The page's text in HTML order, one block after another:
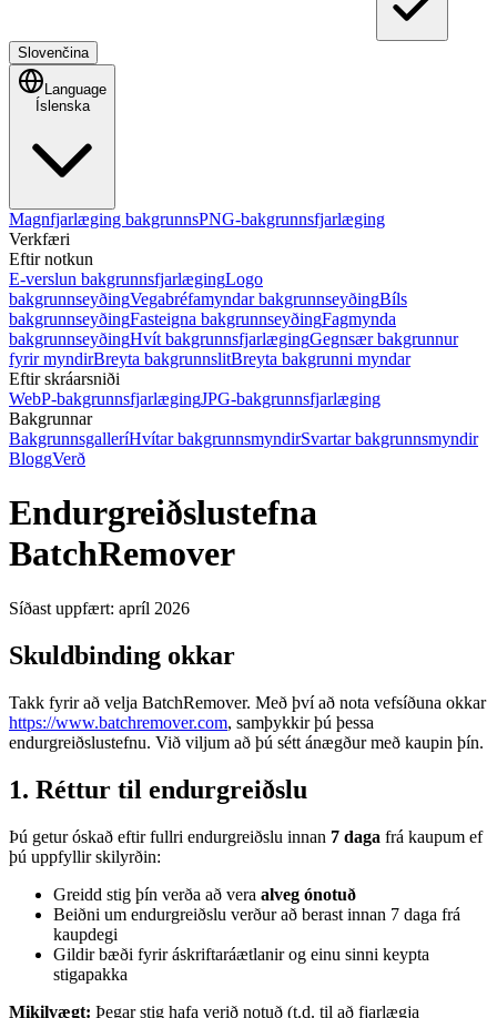
Slovenčina
Language
Íslenska
Magnfjarlæging bakgrunnsPNG-bakgrunnsfjarlæging
Verkfæri
Eftir notkun
E-verslun bakgrunnsfjarlægingLogo
bakgrunnseyðingVegabréfamyndar bakgrunnseyðingBíls
bakgrunnseyðingFasteigna bakgrunnseyðingFagmynda
bakgrunnseyðingHvít bakgrunnsfjarlægingGegnsær bakgrunnur
fyrir myndirBreyta bakgrunnslitBreyta bakgrunni myndar
Eftir skráarsniði
WebP-bakgrunnsfjarlægingJPG-bakgrunnsfjarlæging
Bakgrunnar
BakgrunnsgalleríHvítar bakgrunnsmyndirSvartar bakgrunnsmyndir
BloggVerð
Endurgreiðslustefna
BatchRemover
Síðast uppfært: apríl 2026
Skuldbinding okkar
Takk fyrir að velja BatchRemover. Með því að nota vefsíðuna okkar
https://www.batchremover.com, samþykkir þú þessa
endurgreiðslustefnu. Við viljum að þú sétt ánægður með kaupin þín.
1. Réttur til endurgreiðslu
Þú getur óskað eftir fullri endurgreiðslu innan 7 daga frá kaupum ef
þú uppfyllir skilyrðin:
Greidd stig þín verða að vera alveg ónotuð
Beiðni um endurgreiðslu verður að berast innan 7 daga frá
kaupdegi
Gildir bæði fyrir áskriftaráætlanir og einu sinni keypta
stigapakka
Mikilvægt: Þegar stig hafa verið notuð (t.d. til að fjarlægja